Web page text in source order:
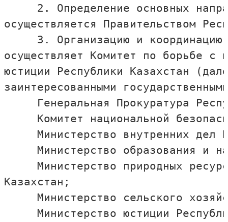
2. Определение основных
осуществляется Правительством
3. Организацию и
осуществляет Комитет по борьбе с
юстиции Республики Казахстан
заинтересованными
Генеральная Прокуратура
Комитет национальной
Министерство внутренних дел
Министерство образования и
Министерство природных
Казахстан;
Министерство сельского
Министерство юстиции